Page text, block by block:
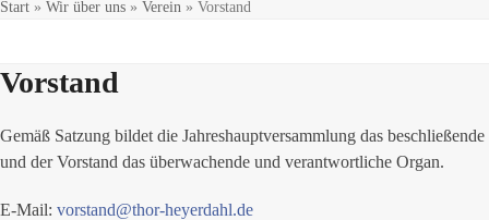
Start » Wir über uns » Verein » Vorstand
Vorstand
Gemäß Satzung bildet die Jahreshauptversammlung das beschließende
und der Vorstand das überwachende und verantwortliche Organ.
E-Mail: vorstand@thor-heyerdahl.de